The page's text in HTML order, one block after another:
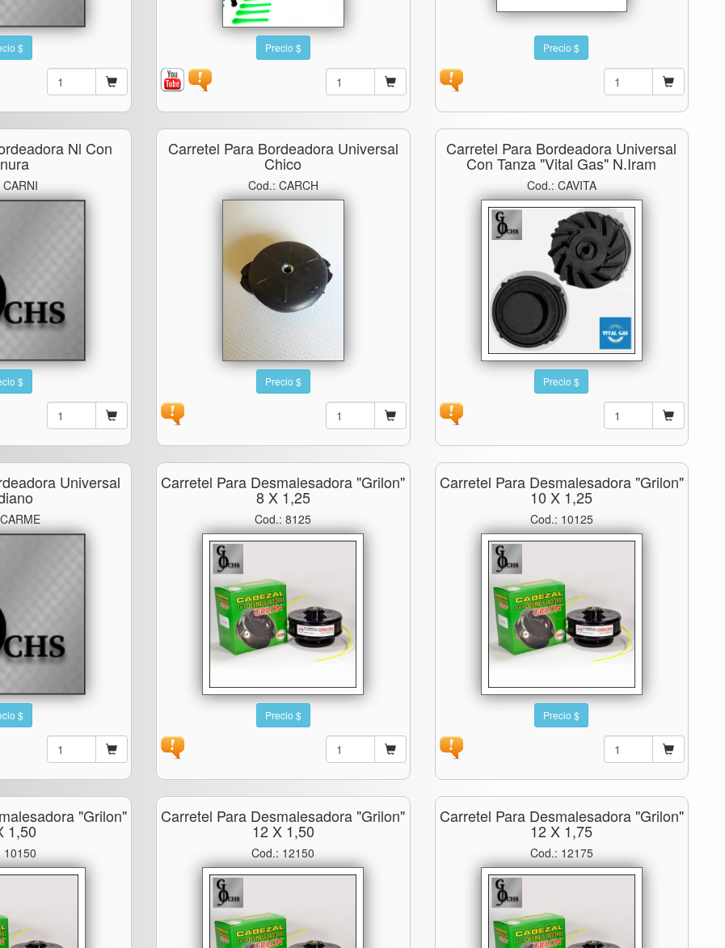
$ Precio $ Precio $
Nl Con
$
Carretel Para Bordeadora Universal
Chico
Cod.: CARCH
Precio $
Carretel Para Bordeadora Universal
Con Tanza "vital Gas" N.iram
Cod.: CAVITA
Precio $
Universal
$
Carretel Para Desmalesadora "grilon"
8 X 1,25
Cod.: 8125
Precio $
Carretel Para Desmalesadora "grilon"
10 X 1,25
Cod.: 10125
Precio $
"grilon"
1,50
10150
Carretel Para Desmalesadora "grilon"
12 X 1,50
Cod.: 12150
Carretel Para Desmalesadora "grilon"
12 X 1,75
Cod.: 12175